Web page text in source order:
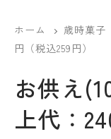
ホーム 歳時菓子
円（税込259円）
お供え
上代：